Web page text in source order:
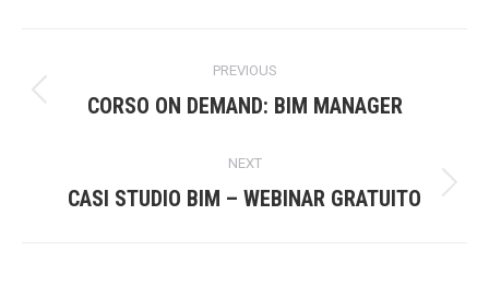
navigation
PREVIOUS
Previous
CORSO ON DEMAND: BIM MANAGER
NEXT
Next
CASI STUDIO BIM – WEBINAR GRATUITO